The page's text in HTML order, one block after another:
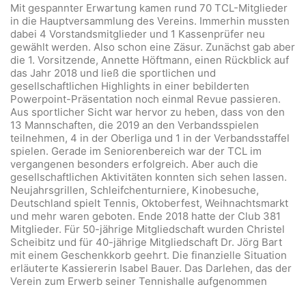
Mit gespannter Erwartung kamen rund 70 TCL-Mitglieder
in die Hauptversammlung des Vereins. Immerhin mussten
dabei 4 Vorstandsmitglieder und 1 Kassenprüfer neu
gewählt werden. Also schon eine Zäsur. Zunächst gab aber
die 1. Vorsitzende, Annette Höftmann, einen Rückblick auf
das Jahr 2018 und ließ die sportlichen und
gesellschaftlichen Highlights in einer bebilderten
Powerpoint-Präsentation noch einmal Revue passieren.
Aus sportlicher Sicht war hervor zu heben, dass von den
13 Mannschaften, die 2019 an den Verbandsspielen
teilnehmen, 4 in der Oberliga und 1 in der Verbandsstaffel
spielen. Gerade im Seniorenbereich war der TCL im
vergangenen besonders erfolgreich. Aber auch die
gesellschaftlichen Aktivitäten konnten sich sehen lassen.
Neujahrsgrillen, Schleifchenturniere, Kinobesuche,
Deutschland spielt Tennis, Oktoberfest, Weihnachtsmarkt
und mehr waren geboten. Ende 2018 hatte der Club 381
Mitglieder. Für 50-jährige Mitgliedschaft wurden Christel
Scheibitz und für 40-jährige Mitgliedschaft Dr. Jörg Bart
mit einem Geschenkkorb geehrt. Die finanzielle Situation
erläuterte Kassiererin Isabel Bauer. Das Darlehen, das der
Verein zum Erwerb seiner Tennishalle aufgenommen